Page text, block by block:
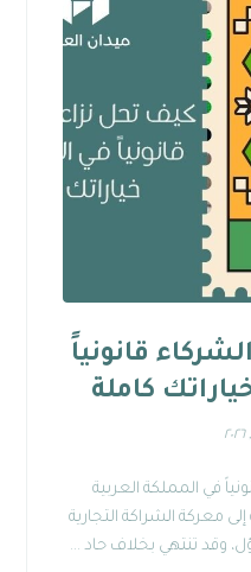
قانونياً
كاملة
في المملكة العربية
معركة الشراكة التجارية
وقد تنتهي بخلاف حاد ...